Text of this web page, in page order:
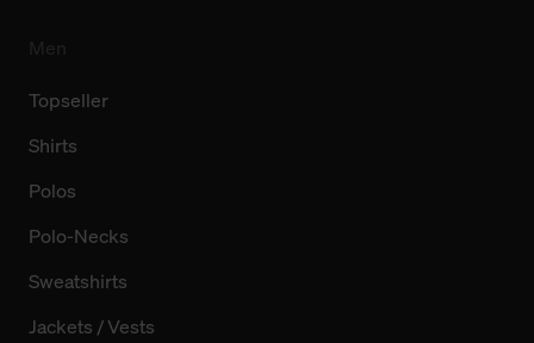
Topseller
Shirts
Polos
Polo-Necks
Sweatshirts
Jackets / Vests